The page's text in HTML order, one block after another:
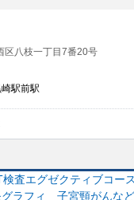
区八枝一丁目7番20号
駅前駅